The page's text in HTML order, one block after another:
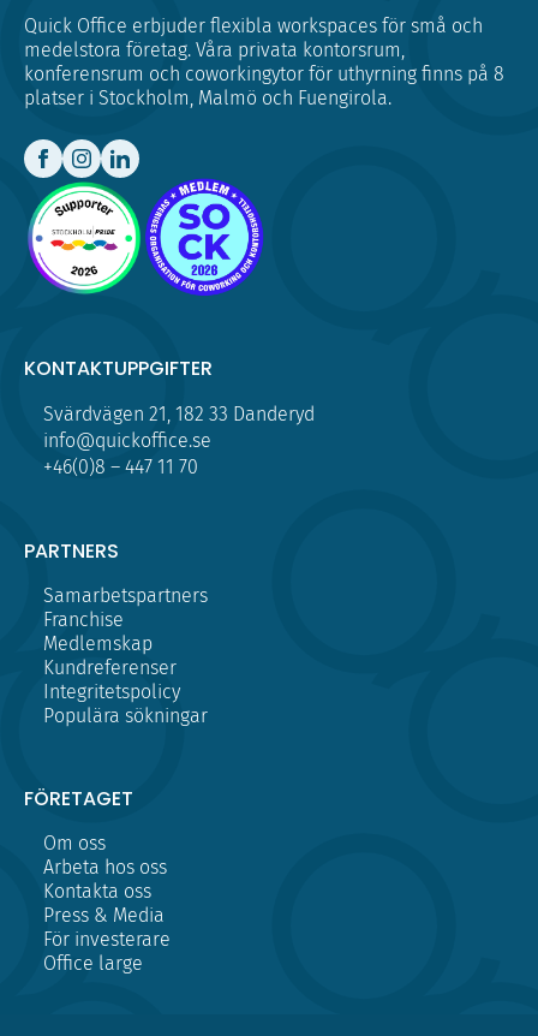
Quick Office erbjuder flexibla workspaces för små och
medelstora företag. Våra privata kontorsrum,
konferensrum och coworkingytor för uthyrning finns på 8
platser i Stockholm, Malmö och Fuengirola.
KONTAKTUPPGIFTER
Svärdvägen 21, 182 33 Danderyd
info@quickoffice.se
+46(0)8 – 447 11 70
PARTNERS
Samarbetspartners
Franchise
Medlemskap
Kundreferenser
Integritetspolicy
Populära sökningar
FÖRETAGET
Om oss
Arbeta hos oss
Kontakta oss
Press & Media
För investerare
Office large